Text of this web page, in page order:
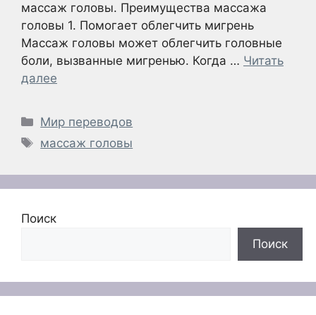
массаж головы. Преимущества массажа
головы 1. Помогает облегчить мигрень
Массаж головы может облегчить головные
боли, вызванные мигренью. Когда … Читать
далее
Рубрики
Мир переводов
Метки
массаж головы
Поиск
Поиск